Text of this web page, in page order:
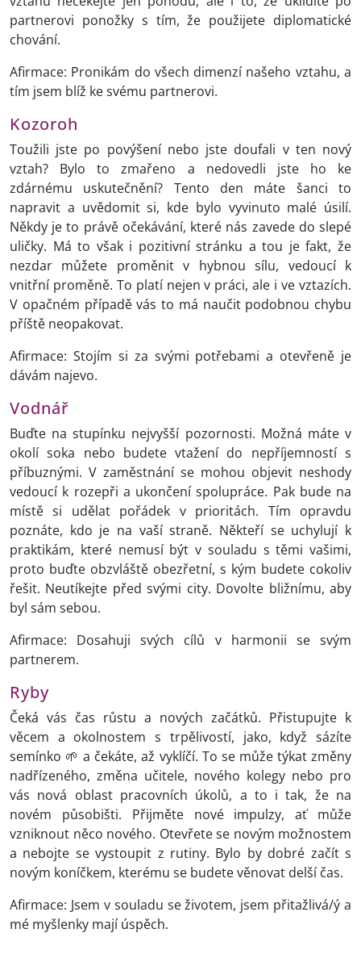
partnerovi ponožky s tím, že použijete diplomatické
chování.
Afirmace: Pronikám do všech dimenzí našeho vztahu, a
tím jsem blíž ke svému partnerovi.
Kozoroh
Toužili jste po povýšení nebo jste doufali v ten nový
vztah? Bylo to zmařeno a nedovedli jste ho ke
zdárnému uskutečnění? Tento den máte šanci to
napravit a uvědomit si, kde bylo vyvinuto malé úsilí.
Někdy je to právě očekávání, které nás zavede do slepé
uličky. Má to však i pozitivní stránku a tou je fakt, že
nezdar můžete proměnit v hybnou sílu, vedoucí k
vnitřní proměně. To platí nejen v práci, ale i ve vztazích.
V opačném případě vás to má naučit podobnou chybu
příště neopakovat.
Afirmace: Stojím si za svými potřebami a otevřeně je
dávám najevo.
Vodnář
Buďte na stupínku nejvyšší pozornosti. Možná máte v
okolí soka nebo budete vtažení do nepříjemností s
příbuznými. V zaměstnání se mohou objevit neshody
vedoucí k rozepři a ukončení spolupráce. Pak bude na
místě si udělat pořádek v prioritách. Tím opravdu
poznáte, kdo je na vaší straně. Někteří se uchylují k
praktikám, které nemusí být v souladu s těmi vašimi,
proto buďte obzvláště obezřetní, s kým budete cokoliv
řešit. Neutíkejte před svými city. Dovolte bližnímu, aby
byl sám sebou.
Afirmace: Dosahuji svých cílů v harmonii se svým
partnerem.
Ryby
Čeká vás čas růstu a nových začátků. Přistupujte k
věcem a okolnostem s trpělivostí, jako, když sázíte
semínko 🌱 a čekáte, až vyklíčí. To se může týkat změny
nadřízeného, změna učitele, nového kolegy nebo pro
vás nová oblast pracovních úkolů, a to i tak, že na
novém působišti. Přijměte nové impulzy, ať může
vzniknout něco nového. Otevřete se novým možnostem
a nebojte se vystoupit z rutiny. Bylo by dobré začít s
novým koníčkem, kterému se budete věnovat delší čas.
Afirmace: Jsem v souladu se životem, jsem přitažlivá/ý a
mé myšlenky mají úspěch.